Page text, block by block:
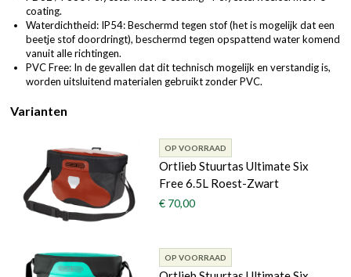
coating.
Waterdichtheid: IP54: Beschermd tegen stof (het is mogelijk dat een
beetje stof doordringt), beschermd tegen opspattend water komend
vanuit alle richtingen.
PVC Free: In de gevallen dat dit technisch mogelijk en verstandig is,
worden uitsluitend materialen gebruikt zonder PVC.
Varianten
OP VOORRAAD
Ortlieb Stuurtas Ultimate Six
Free 6.5L Roest-Zwart
€ 70,00
OP VOORRAAD